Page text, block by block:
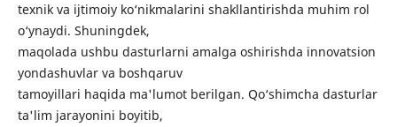
texnik va ijtimoiy ko‘nikmalarini shakllantirishda muhim rol
o‘ynaydi. Shuningdek,
maqolada ushbu dasturlarni amalga oshirishda innovatsion
yondashuvlar va boshqaruv
tamoyillari haqida ma'lumot berilgan. Qo‘shimcha dasturlar
ta'lim jarayonini boyitib,